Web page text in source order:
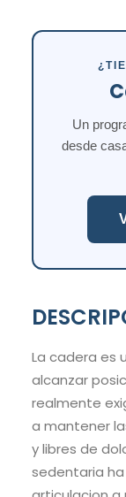
Un
desde
La cadera es
alcanzar
realmente
a mantener
y libres de
sedentaria